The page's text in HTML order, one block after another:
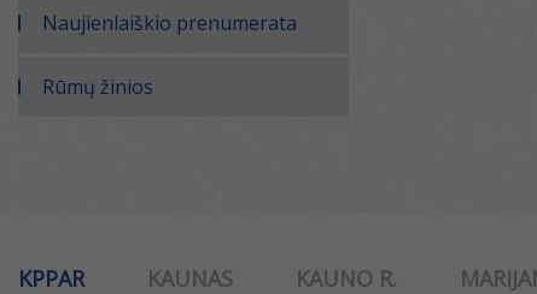
Naujienlaiškio prenumerata
Rūmų žinios
KPPAR KAUNAS KAUNO R.